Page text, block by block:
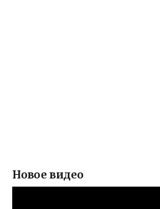
Новое видео